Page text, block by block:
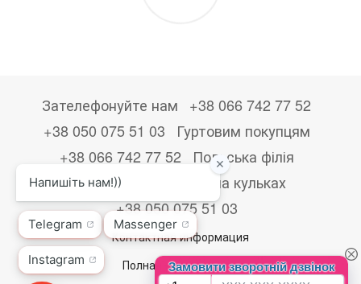
Зателефонуйте нам
+38 066 742 77 52
+38 050 075 51 03
Гуртовим покупцям
+38 066 742 77 52
Польська філія
+48533867723
Друк на кульках
+38 050 075 51 03
Контактная информация
Полная версия сайта